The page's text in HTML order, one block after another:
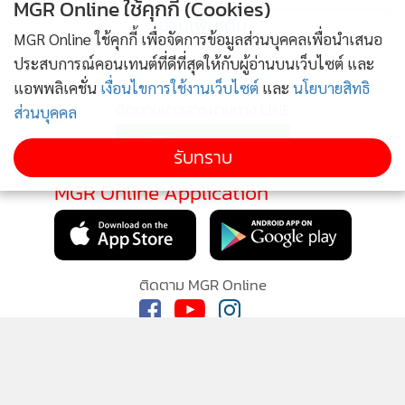
อ่านเพิ่มเติม
MGR Online Application
ติดตาม MGR Online
MGR Online ใช้คุกกี้ (Cookies)
MGR Online ใช้คุกกี้ เพื่อจัดการข้อมูลส่วนบุคคลเพื่อนำเสนอ
ประสบการณ์คอนเทนต์ที่ดีที่สุดให้กับผู้อ่านบนเว็บไซต์ และ
แอพพลิเคชั่น เงื่อนไขการใช้งานเว็บไซต์ และ นโยบายสิทธิ
ส่วนบุคคล
รับทราบ